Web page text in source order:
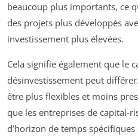
beaucoup plus importants, ce
des projets plus développés
investissement plus élevées.
Cela signifie également que le
désinvestissement peut
être plus flexibles et moins
que les entreprises de capital-
d’horizon de temps